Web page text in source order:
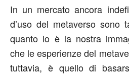
In un mercato ancora
d’uso del metaverso sono
quanto lo è la nostra
che le esperienze del
tuttavia, è quello di